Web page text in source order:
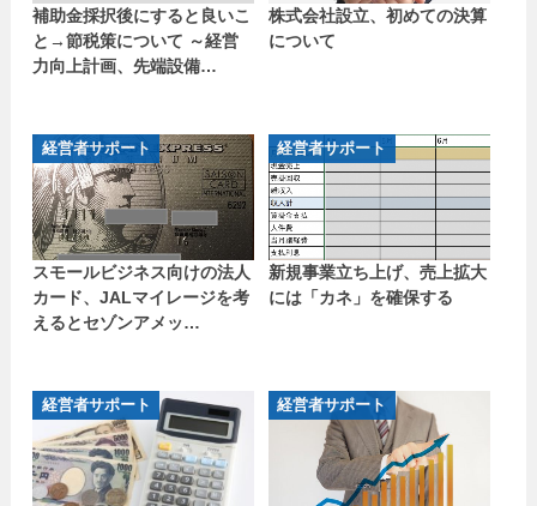
補助金採択後にすると良いこ
と→節税策について ～経営
力向上計画、先端設備…
株式会社設立、初めての決算
について
経営者サポート
スモールビジネス向けの法人
カード、JALマイレージを考
えるとセゾンアメッ…
経営者サポート
新規事業立ち上げ、売上拡大
には「カネ」を確保する
経営者サポート 経営者サポート